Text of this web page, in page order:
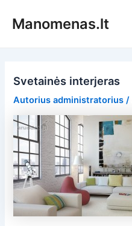
prieManomenas.lt
Svetainės interjeras
Autorius administratorius/